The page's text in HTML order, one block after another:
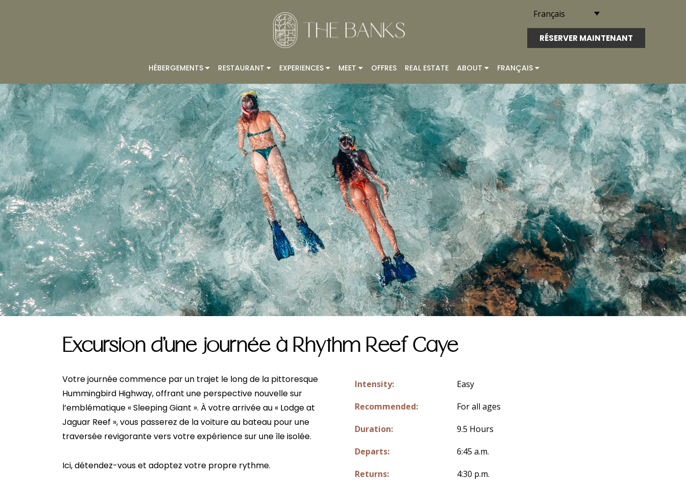
Français
RÉSERVER MAINTENANT
HÉBERGEMENTS RESTAURANT EXPERIENCES MEET OFFRES REAL ESTATE ABOUT FRANÇAIS
Excursion d’une journée à Rhythm Reef Caye
Votre journée commence par un trajet le long de la pittoresque
Hummingbird Highway, offrant une perspective nouvelle sur
l’emblématique « Sleeping Giant ». À votre arrivée au « Lodge at
Jaguar Reef », vous passerez de la voiture au bateau pour une
traversée revigorante vers votre expérience sur une île isolée.
Ici, détendez-vous et adoptez votre propre rythme.
Intensity:
Easy
Recommended:
For all ages
Duration:
9.5 Hours
Departs:
6:45 a.m.
Returns:
4:30 p.m.